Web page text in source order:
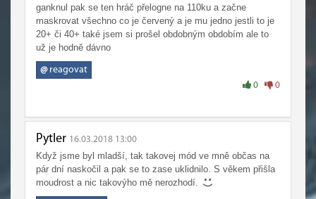
ganknul pak se ten hráč přelogne na 110ku a začne
maskrovat všechno co je červený a je mu jedno jestli to je
20+ či 40+ také jsem si prošel obdobným obdobím ale to
už je hodně dávno
@reagovat
0 0
Pytler 16.03.2018 13:00
Když jsme byl mladší, tak takovej mód ve mně občas na
pár dní naskočil a pak se to zase uklidnilo. S věkem přišla
moudrost a nic takovýho mě nerozhodí.